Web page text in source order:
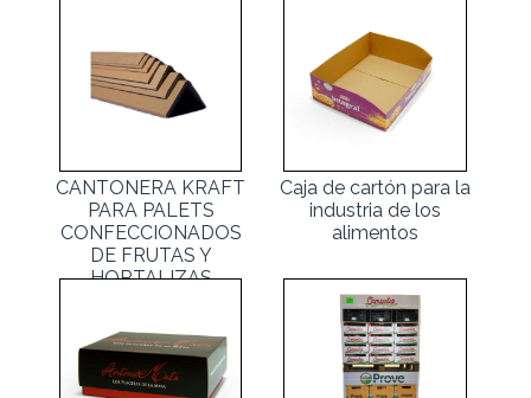
CANTONERA KRAFT
PARA PALETS
CONFECCIONADOS
DE FRUTAS Y
HORTALIZAS
Caja de cartón para la
industria de los
alimentos